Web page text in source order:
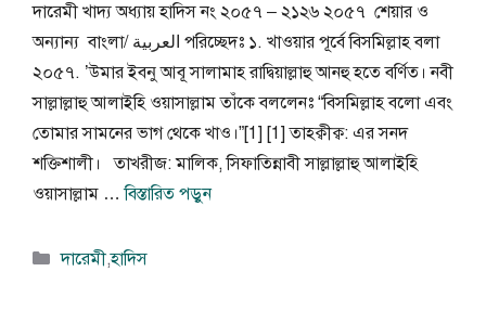
দারেমী খাদ্য অধ্যায় হাদিস নং ২০৫৭ – ২১২৬ ২০৫৭ শেয়ার ও
অন্যান্য বাংলা/ العربية পরিচ্ছেদঃ ১. খাওয়ার পূর্বে বিসমিল্লাহ বলা
২০৫৭. ’উমার ইবনু আবূ সালামাহ রাদ্বিয়াল্লাহু আনহু হতে বর্ণিত। নবী
সাল্লাল্লাহু আলাইহি ওয়াসাল্লাম তাঁকে বললেনঃ “বিসমিল্লাহ বলো এবং
তোমার সামনের ভাগ থেকে খাও।”[1] [1] তাহক্বীক্ব: এর সনদ
শক্তিশালী। তাখরীজ: মালিক, সিফাতিন্নাবী সাল্লাল্লাহু আলাইহি
ওয়াসাল্লাম …বিস্তারিত পড়ুন
বিভাগ
দারেমী,হাদিস